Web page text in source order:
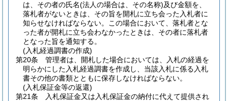
は、その者の氏名(法人の場合は、その名称)及び金額を、
落札者がないときは、その旨を開札に立ち会った入札者に
知らせなければならない。
この場合において、落札者とな
った者が開札に立ち会わなかったときは、その者に落札者
となった旨を通知する。
(入札経過調書の作成)
第20条
管理者は、開札した場合においては、入札の経過を
明らかにした入札経過調書を作成し、当該入札に係る入札
書その他の書類とともに保存しなければならない。
(入札保証金等の返還)
第21条
入札保証金又は入札保証金の納付に代えて提供され